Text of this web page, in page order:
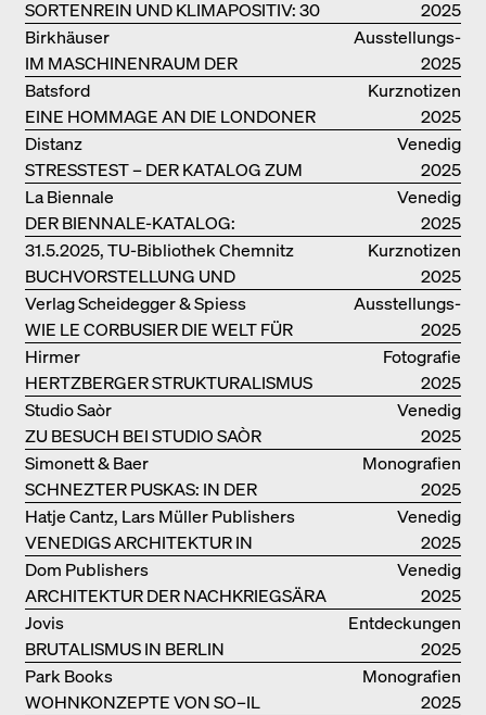
SORTENREIN UND KLIMAPOSITIV: 30
VORBILDLICHE
HOLZKONSTRUKTIONEN
2025
Ausstellungs­
kataloge
IM MASCHINENRAUM DER
ARCHITEKTUR
Birkhäuser
2025
Kurznotizen
EINE HOMMAGE AN DIE LONDONER
SOUTH BANK
Batsford
2025
Venedig
STRESSTEST – DER KATALOG ZUM
DEUTSCHEN PAVILLON IN VENEDIG
Distanz
2025
Venedig
DER BIENNALE-KATALOG:
INTELLIGENS. NATURAL. ARTIFICIAL.
COLLECTIVE
La Biennale
2025
Kurznotizen
BUCHVORSTELLUNG UND
PODIUMSDISKUSSION FREI OTTO
31.5.2025, TU-Bibliothek Chemnitz
2025
Ausstellungs­
kataloge
WIE LE CORBUSIER DIE WELT FÜR
SICH ORDNET
Verlag Scheidegger & Spiess
2025
Fotografie
HERTZBERGER STRUKTURALISMUS
Hirmer
2025
Venedig
ZU BESUCH BEI STUDIO SAÒR
Studio Saòr
2025
Monografien
SCHNEZTER PUSKAS: IN DER
DRITTEN GENERATION
Simonett & Baer
2025
Venedig
VENEDIGS ARCHITEKTUR IN
ELEMENTEN UND DIE STADT ALS
REALITÄT
Hatje Cantz, Lars Müller Publishers
2025
Venedig
ARCHITEKTUR DER NACHKRIEGSÄRA
IN VENEDIG
Dom Publishers
2025
Entdeckungen
BRUTALISMUS IN BERLIN
Jovis
2025
Monografien
WOHNKONZEPTE VON SO–IL
Park Books
2025